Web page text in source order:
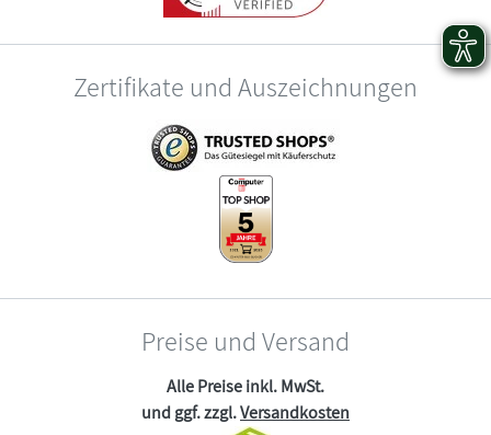
Zertifikate und Auszeichnungen
Preise und Versand
Alle Preise inkl. MwSt.
und ggf. zzgl.Versandkosten